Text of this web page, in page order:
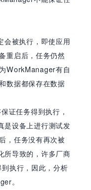
被执行，即使应用
重启后，任务仍然
WorkManager有自
数据都保存在数据
证任务得到执行，
是设备上进行测试发
，任务没有再次被
所导致的，许多厂商
执行，因此，分析
。